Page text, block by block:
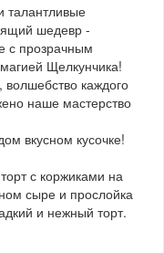
талантливые
шедевр -
с прозрачным
Щелкунчика!
каждого
наше мастерство
вкусном кусочке!
с коржиками на
сыре и прослойка
и нежный торт.